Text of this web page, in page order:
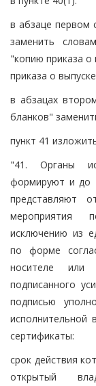
в абзаце первом
заменить
"копию приказа
приказа о
в абзацах
бланков"
пункт 41
"41. Органы
формируют и до
представляют
мероприятия
исключению из
по форме
носителе или
подписанного
подписью
исполнительной
сертификаты:
срок действия
открытый